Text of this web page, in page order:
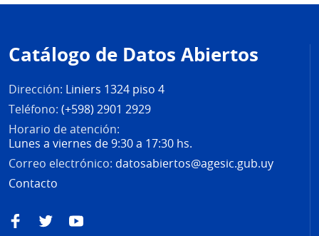
de
página
Catálogo de Datos Abiertos
Dirección: Liniers 1324 piso 4
Teléfono: (+598) 2901 2929
Horario de atención:
Lunes a viernes de 9:30 a 17:30 hs.
Correo electrónico: datosabiertos@agesic.gub.uy
Contacto
FacebookTwitterYouTube